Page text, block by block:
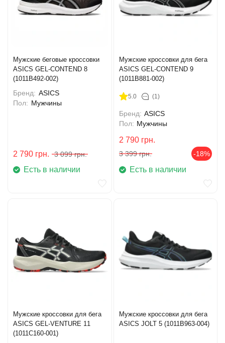
Мужские беговые кроссовки
ASICS GEL-CONTEND 8
(1011B492-002)
Бренд: ASICS
Пол: Мужчины
2 790 грн. 3 099 грн.
Есть в наличии
Мужские кроссовки для бега
ASICS GEL-CONTEND 9
(1011B881-002)
5.0 (1)
Бренд: ASICS
Пол: Мужчины
2 790 грн.
3 399 грн. -18%
Есть в наличии
Мужские кроссовки для бега
ASICS GEL-VENTURE 11
(1011C160-001)
Мужские кроссовки для бега
ASICS JOLT 5 (1011B963-004)